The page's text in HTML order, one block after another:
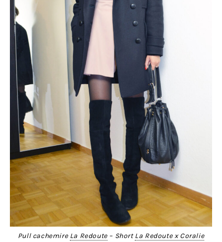
Pull cachemire La Redoute– ShortLa Redoute x Coralie